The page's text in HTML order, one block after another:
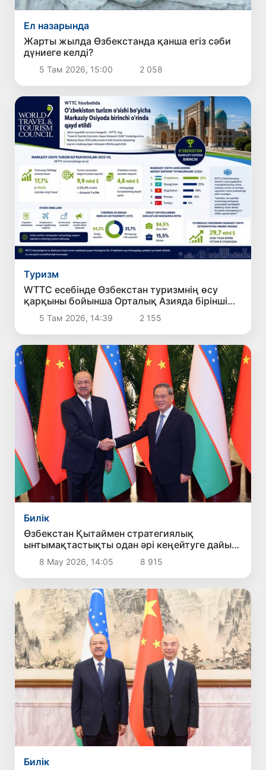
Ел назарында
Жарты жылда Өзбекстанда қанша егіз сәби
дүниеге келді?
5 Там 2026, 15:00 2 058
Туризм
WTTC есебінде Өзбекстан туризмнің өсу
қарқыны бойынша Орталық Азияда бірінші
орынға шықты
5 Там 2026, 14:39 2 155
Билік
Өзбекстан Қытаймен стратегиялық
ынтымақтастықты одан әрі кеңейтуге дайын
екенін мәлімдеді
8 Мау 2026, 14:05 8 915
Билік